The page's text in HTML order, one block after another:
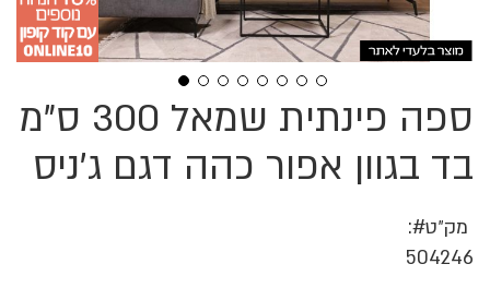
ספה פינתית שמאל 300 ס"מ
בד בגוון אפור כהה דגם ג'ניס
מק״ט
504246
לדלג
להתחלה